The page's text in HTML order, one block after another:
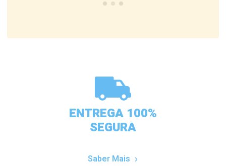
ENTREGA 100%
SEGURA
Saber Mais